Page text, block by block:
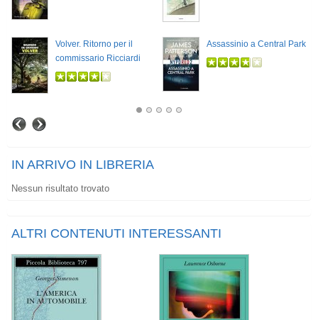
Volver. Ritorno per il
commissario Ricciardi
Assassinio a Central Park
IN ARRIVO IN LIBRERIA
Nessun risultato trovato
ALTRI CONTENUTI INTERESSANTI